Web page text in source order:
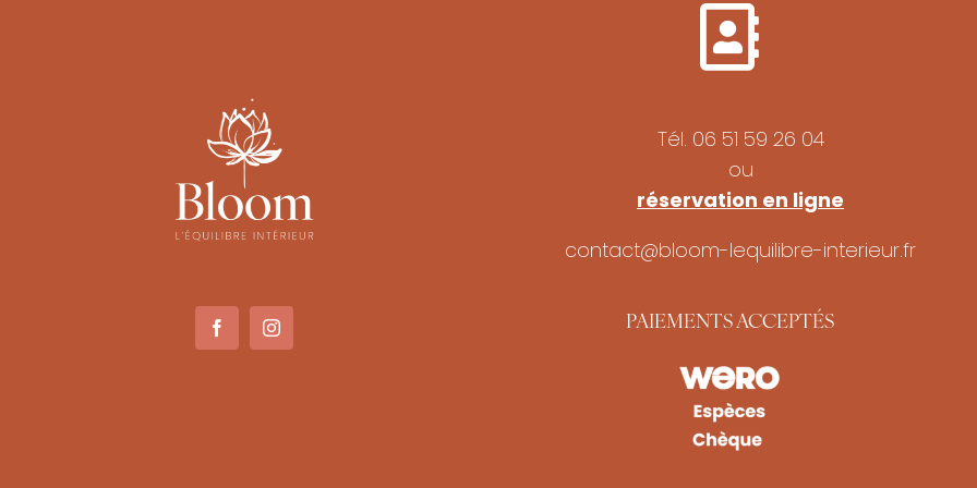
Tél. 06 51 59 26 04
ou
réservation en ligne
contact@bloom-lequilibre-interieur.fr
PAIEMENTS ACCEPTÉS